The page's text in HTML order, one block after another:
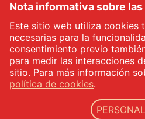
Sí, me gustaría recibir el boletín
Nota informativa sobre
Este sitio web utiliza cookies
necesarias para la
consentimiento previo
para medir las interacciones
sitio. Para más información
política de cookies.